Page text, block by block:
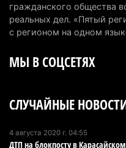
В Алматинской
председателя
В Алматинской
4 августа 2026 г. 13:02
В Алматы
строительным
гражданского общества
реальных дел. «Пятый
с регионом на одном
МЫ В СОЦСЕТЯХ
СЛУЧАЙНЫЕ
4 августа 2020 г. 04:55
ДТП на блокпосту в